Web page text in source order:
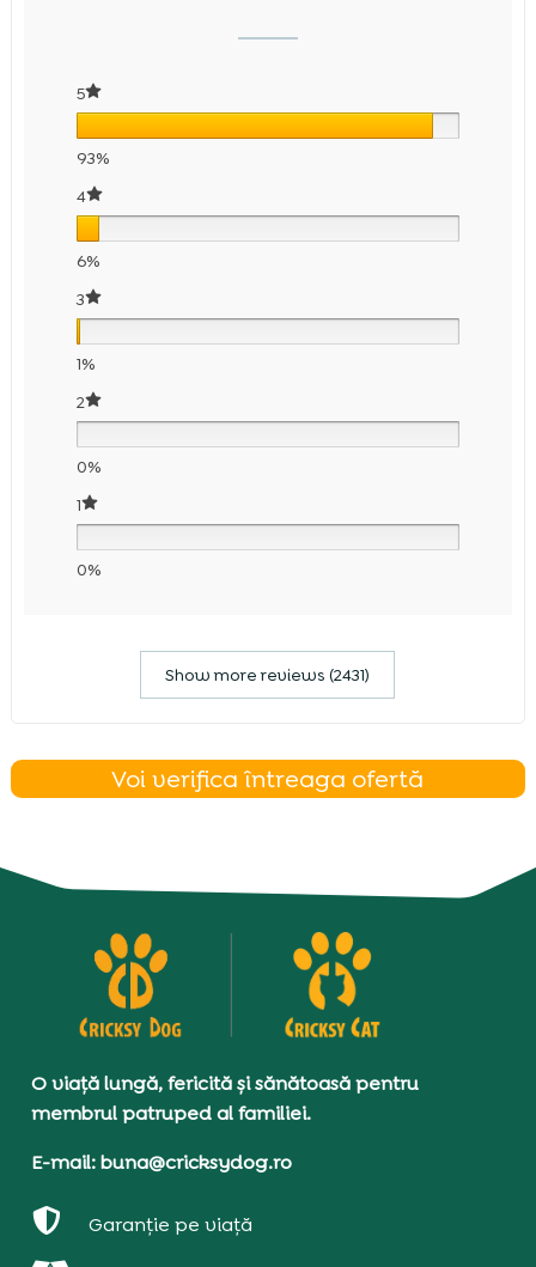
5
93%
4
6%
3
1%
2
0%
1
0%
Show more reviews (2431)
Voi verifica întreaga ofertă
O viață lungă, fericită și sănătoasă pentru
membrul patruped al familiei.
E-mail: buna@cricksydog.ro
 Garanție pe viață